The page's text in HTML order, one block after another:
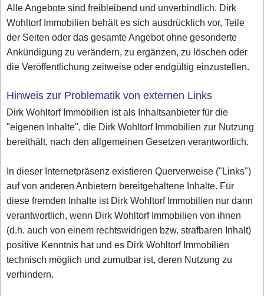
Alle Angebote sind freibleibend und unverbindlich. Dirk
Wohltorf Immobilien behält es sich ausdrücklich vor, Teile
der Seiten oder das gesamte Angebot ohne gesonderte
Ankündigung zu verändern, zu ergänzen, zu löschen oder
die Veröffentlichung zeitweise oder endgültig einzustellen.
Hinweis zur Problematik von externen Links
Dirk Wohltorf Immobilien ist als Inhaltsanbieter für die
"eigenen Inhalte", die Dirk Wohltorf Immobilien zur Nutzung
bereithält, nach den allgemeinen Gesetzen verantwortlich.
In dieser Internetpräsenz existieren Querverweise ("Links")
auf von anderen Anbietern bereitgehaltene Inhalte. Für
diese fremden Inhalte ist Dirk Wohltorf Immobilien nur dann
verantwortlich, wenn Dirk Wohltorf Immobilien von ihnen
(d.h. auch von einem rechtswidrigen bzw. strafbaren Inhalt)
positive Kenntnis hat und es Dirk Wohltorf Immobilien
technisch möglich und zumutbar ist, deren Nutzung zu
verhindern.